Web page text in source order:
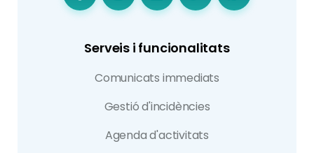
Serveis i funcionalitats
Comunicats immediats
Gestió d'incidències
Agenda d'activitats